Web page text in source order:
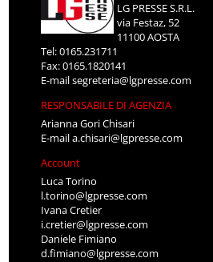
LG PRESSE S.R.L.
via Festaz, 52
11100 AOSTA
Tel: 0165.231711
Fax: 0165.1820141
E-mailsegreteria@lgpresse.com
RESPONSABILE DI AGENZIA
Arianna Gori Chisari
E-maila.chisari@lgpresse.com
Account
Luca Torino
l.torino@lgpresse.com
Ivana Cretier
i.cretier@lgpresse.com
Daniele Fimiano
d.fimiano@lgpresse.com